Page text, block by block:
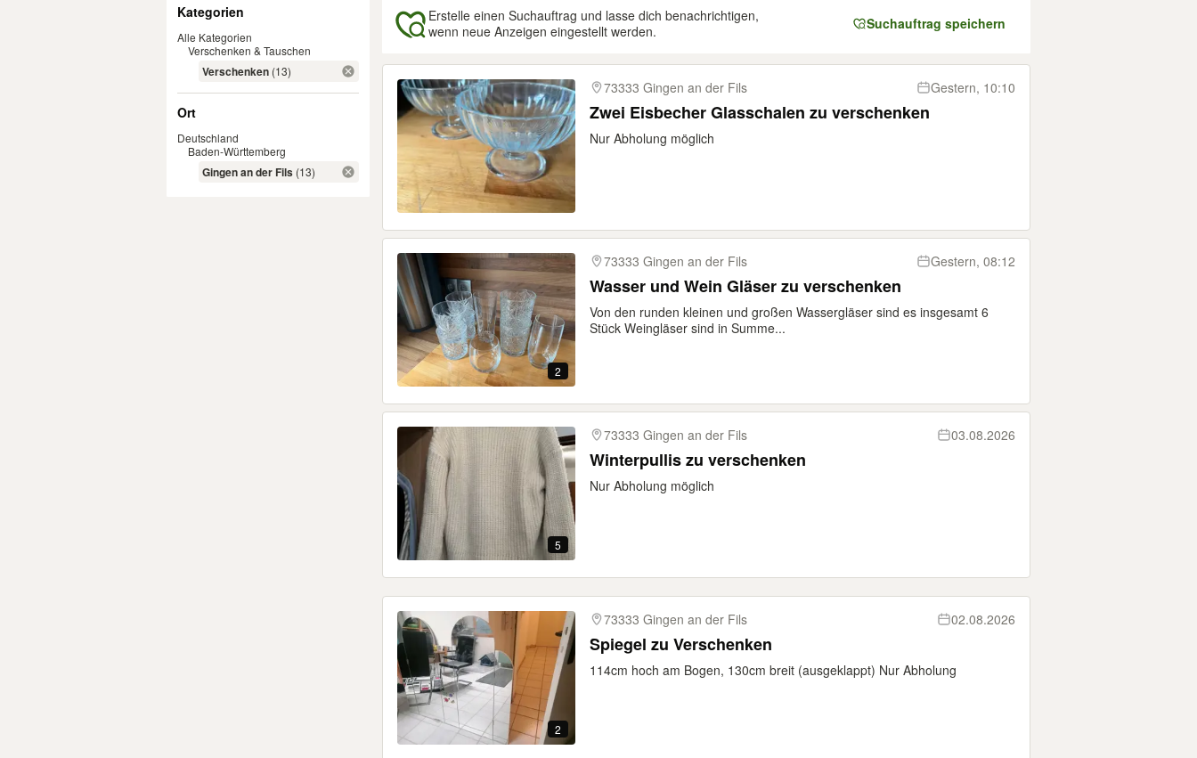
Kategorien
Alle Kategorien
Verschenken & Tauschen
Verschenken (13)
Ort
Deutschland
Baden-Württemberg
Gingen an der Fils (13)
Erstelle einen Suchauftrag und lasse dich benachrichtigen,
wenn neue Anzeigen eingestellt werden.
Suchauftrag speichern
Ergebnisse
73333 Gingen an der Fils
Gestern, 10:10
Zwei Eisbecher Glasschalen zu verschenken
Nur Abholung möglich
2
73333 Gingen an der Fils Gestern, 08:12
Wasser und Wein Gläser zu verschenken
Von den runden kleinen und großen Wassergläser sind es insgesamt 6
Stück Weingläser sind in Summe...
5
73333 Gingen an der Fils 03.08.2026
Winterpullis zu verschenken
Nur Abholung möglich
2
73333 Gingen an der Fils 02.08.2026
Spiegel zu Verschenken
114cm hoch am Bogen, 130cm breit (ausgeklappt) Nur Abholung